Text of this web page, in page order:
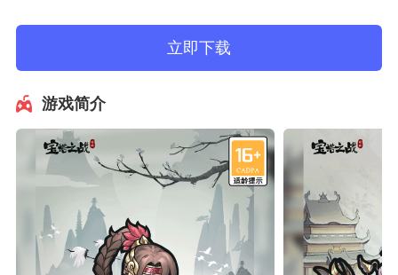
立即下载
游戏简介